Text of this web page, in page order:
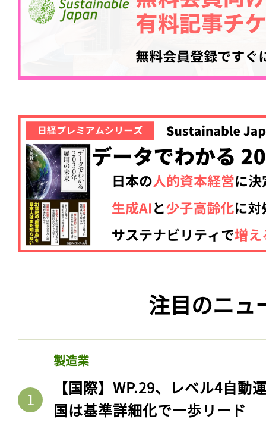
注目のニュ
製造業
【国際】WP.29、レベル4自動
国は基準詳細化で一歩リード